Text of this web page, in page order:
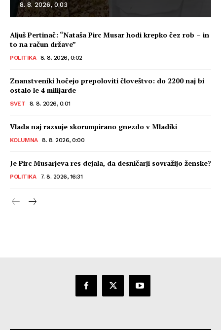
8. 8. 2026, 0:03
Aljuš Pertinač: “Nataša Pirc Musar hodi krepko čez rob – in
to na račun države”
POLITIKA 8. 8. 2026, 0:02
Znanstveniki hočejo prepoloviti človeštvo: do 2200 naj bi
ostalo le 4 milijarde
SVET 8. 8. 2026, 0:01
Vlada naj razsuje skorumpirano gnezdo v Mladiki
KOLUMNA 8. 8. 2026, 0:00
Je Pirc Musarjeva res dejala, da desničarji sovražijo ženske?
POLITIKA 7. 8. 2026, 16:31